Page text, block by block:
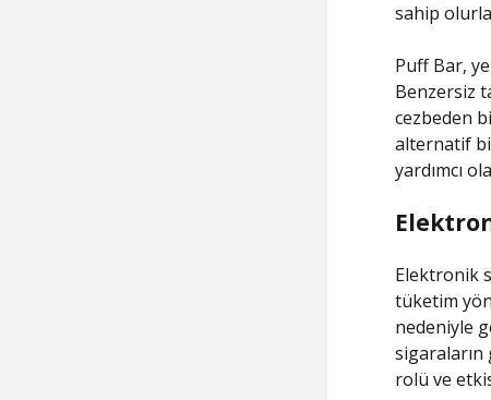
sahip
Puff Bar,
Benzersiz
cezbeden
alternatif
yardımcı
Elektronik
tüketim
nedeniyle
sigaraların
rolü ve